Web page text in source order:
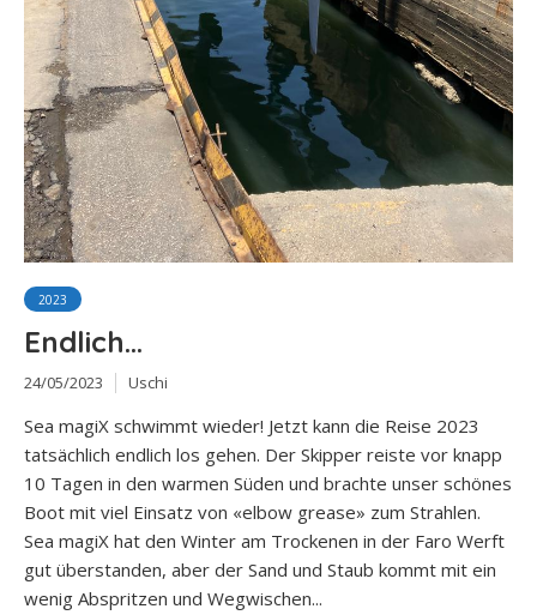
2023
Endlich…
24/05/2023 Uschi
Sea magiX schwimmt wieder! Jetzt kann die Reise 2023
tatsächlich endlich los gehen. Der Skipper reiste vor knapp
10 Tagen in den warmen Süden und brachte unser schönes
Boot mit viel Einsatz von «elbow grease» zum Strahlen.
Sea magiX hat den Winter am Trockenen in der Faro Werft
gut überstanden, aber der Sand und Staub kommt mit ein
wenig Abspritzen und Wegwischen...